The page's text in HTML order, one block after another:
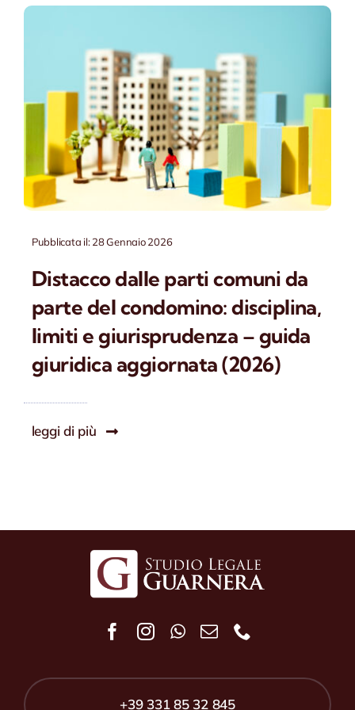
Pubblicata il: 28 Gennaio 2026
Distacco dalle parti comuni da
parte del condomino: disciplina,
limiti e giurisprudenza – guida
giuridica aggiornata (2026)
leggi di più
+39 331 85 32 845